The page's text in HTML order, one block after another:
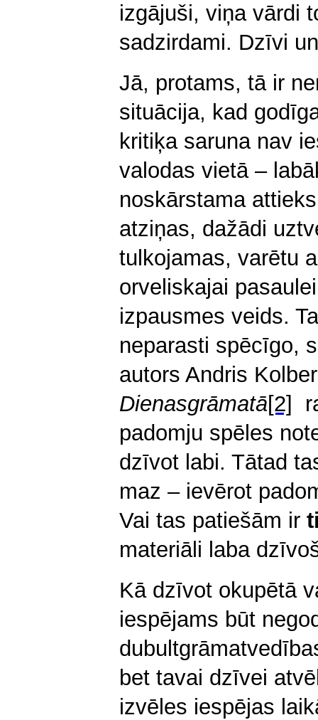
izgājuši, viņa vārdi
sadzirdami. Dzīvi
Jā, protams, tā ir
situācija, kad
kritiķa saruna nav
valodas vietā –
noskārstama
atziņas, dažādi
tulkojamas, varētu
orveliskajai
izpausmes veids.
neparasti spēcīgo,
autors An­dris
Dienasgrāmatā[2]
padomju spēles
dzīvot labi. Tātad
maz – ievērot
Vai tas patiešām ir
materiāli laba
Kā dzīvot okupētā
iespējams būt
bet tavai dzīvei
izvēles iespējas